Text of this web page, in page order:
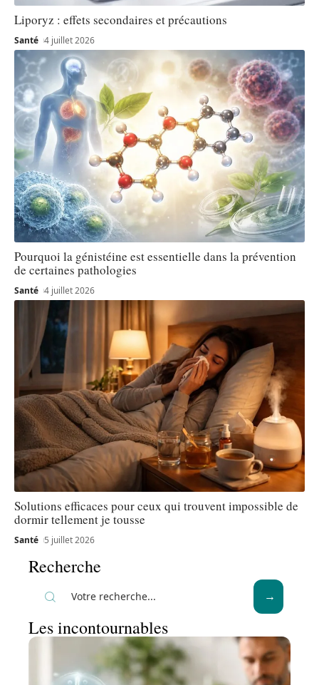
Liporyz : effets secondaires et précautions
Santé 4 juillet 2026
Pourquoi la génistéine est essentielle dans la prévention
de certaines pathologies
Santé 4 juillet 2026
Solutions efficaces pour ceux qui trouvent impossible de
dormir tellement je tousse
Santé 5 juillet 2026
Recherche
Les incontournables